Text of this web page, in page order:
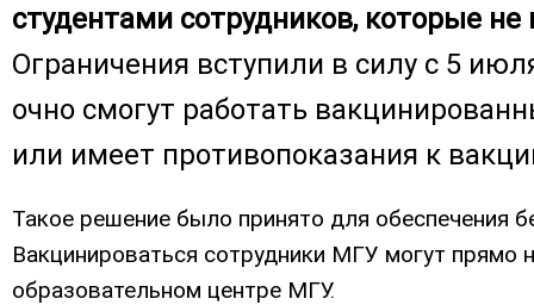
студентами сотрудников, которые
Ограничения вступили в силу с 5
очно смогут работать
или имеет противопоказания к
Такое решение было принято для обеспечения
Вакцинироваться сотрудники МГУ могут прямо
образовательном центре МГУ.